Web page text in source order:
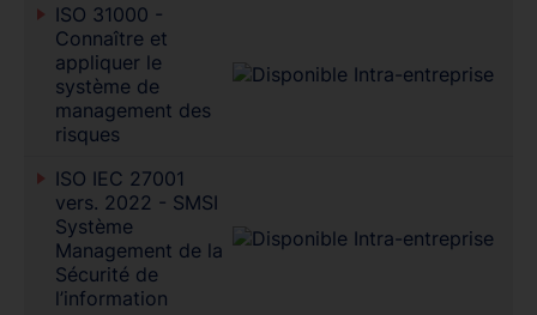
ISO 31000 -
Connaître et
appliquer le
système de
management des
risques
ISO IEC 27001
vers. 2022 - SMSI
Système
Management de la
Sécurité de
l’information